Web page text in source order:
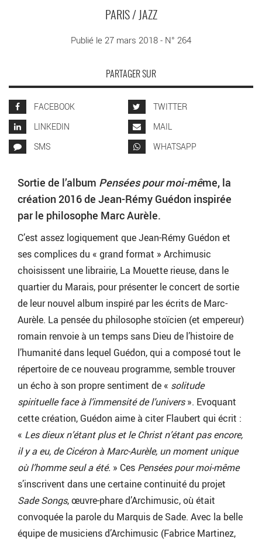
PARIS / JAZZ
Publié le 27 mars 2018 - N° 264
PARTAGER SUR
FACEBOOK
TWITTER
LINKEDIN
MAIL
SMS
WHATSAPP
Sortie de l’album Pensées pour moi-même, la
création 2016 de Jean-Rémy Guédon inspirée
par le philosophe Marc Aurèle.
C’est assez logiquement que Jean-Rémy Guédon et
ses complices du « grand format » Archimusic
choisissent une librairie, La Mouette rieuse, dans le
quartier du Marais, pour présenter le concert de sortie
de leur nouvel album inspiré par les écrits de Marc-
Aurèle. La pensée du philosophe stoïcien (et empereur)
romain renvoie à un temps sans Dieu de l’histoire de
l’humanité dans lequel Guédon, qui a composé tout le
répertoire de ce nouveau programme, semble trouver
un écho à son propre sentiment de « solitude
spirituelle face à l’immensité de l’univers». Evoquant
cette création, Guédon aime à citer Flaubert qui écrit :
« Les dieux n’étant plus et le Christ n’étant pas encore,
il y a eu, de Cicéron à Marc-Aurèle, un moment unique
où l’homme seul a été. » Ces Pensées pour moi-même
s’inscrivent dans une certaine continuité du projet
Sade Songs, œuvre-phare d’Archimusic, où était
convoquée la parole du Marquis de Sade. Avec la belle
équipe de musiciens d’Archimusic (Fabrice Martinez,